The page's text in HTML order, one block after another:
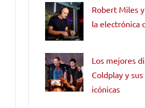
Robert Miles
la electrónica
Los mejores
Coldplay y
icónicas